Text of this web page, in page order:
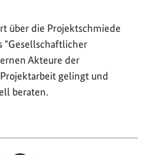
über die Projektschmiede
"Gesellschaftlicher
Akteure der
gelingt und
beraten.